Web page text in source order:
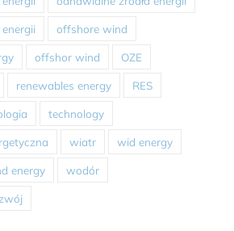
offshore wind
offshor wind OZE
renewables energy RES
technology
wiatr wid energy
energy wodór